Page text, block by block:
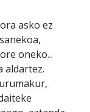
asko ez
oneko...
aldartez.